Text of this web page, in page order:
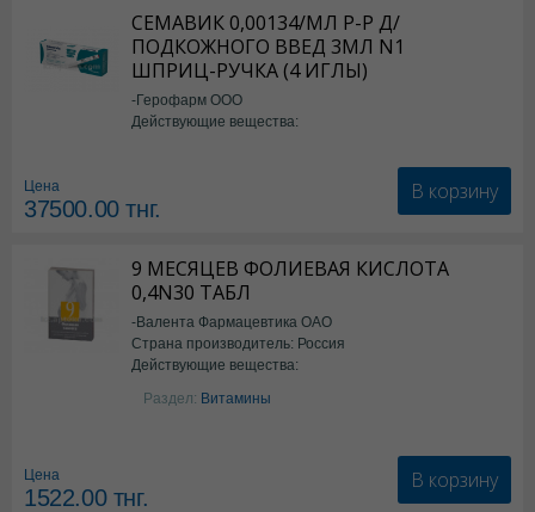
СЕМАВИК 0,00134/МЛ Р-Р Д/
ПОДКОЖНОГО ВВЕД 3МЛ N1
ШПРИЦ-РУЧКА (4 ИГЛЫ)
-Герофарм ООО
Действующие вещества:
Цена
37500.00тнг.
В корзину
9 МЕСЯЦЕВ ФОЛИЕВАЯ КИСЛОТА
0,4N30 ТАБЛ
-Валента Фармацевтика ОАО
Страна производитель: Россия
Действующие вещества:
фолиевая кислота
Раздел: Витамины
Цена
1522.00тнг.
В корзину